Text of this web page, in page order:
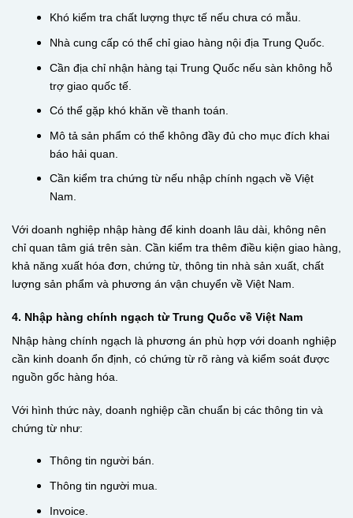
Khó kiểm tra chất lượng thực tế nếu chưa có mẫu.
Nhà cung cấp có thể chỉ giao hàng nội địa Trung Quốc.
Cần địa chỉ nhận hàng tại Trung Quốc nếu sàn không hỗ
trợ giao quốc tế.
Có thể gặp khó khăn về thanh toán.
Mô tả sản phẩm có thể không đầy đủ cho mục đích khai
báo hải quan.
Cần kiểm tra chứng từ nếu nhập chính ngạch về Việt
Nam.
Với doanh nghiệp nhập hàng để kinh doanh lâu dài, không nên
chỉ quan tâm giá trên sàn. Cần kiểm tra thêm điều kiện giao hàng,
khả năng xuất hóa đơn, chứng từ, thông tin nhà sản xuất, chất
lượng sản phẩm và phương án vận chuyển về Việt Nam.
4. Nhập hàng chính ngạch từ Trung Quốc về Việt Nam
Nhập hàng chính ngạch là phương án phù hợp với doanh nghiệp
cần kinh doanh ổn định, có chứng từ rõ ràng và kiểm soát được
nguồn gốc hàng hóa.
Với hình thức này, doanh nghiệp cần chuẩn bị các thông tin và
chứng từ như:
Thông tin người bán.
Thông tin người mua.
Invoice.